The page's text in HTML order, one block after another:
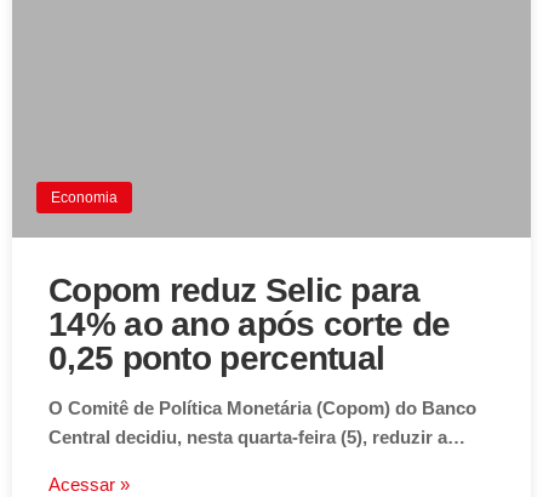
Economia
Copom reduz Selic para
14% ao ano após corte de
0,25 ponto percentual
O Comitê de Política Monetária (Copom) do Banco
Central decidiu, nesta quarta-feira (5), reduzir a…
Acessar »